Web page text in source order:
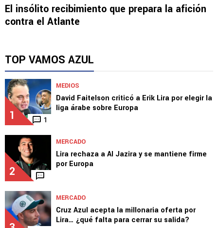
El insólito recibimiento que prepara la afición
contra el Atlante
TOP VAMOS AZUL
1 1
MEDIOS
David Faitelson criticó a Erik Lira por elegir la
liga árabe sobre Europa
2
MERCADO
Lira rechaza a Al Jazira y se mantiene firme
por Europa
MERCADO
Cruz Azul acepta la millonaria oferta por
Lira… ¿qué falta para cerrar su salida?